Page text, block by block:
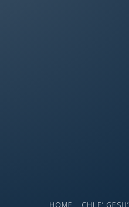
HOME CHI E’ GESU’